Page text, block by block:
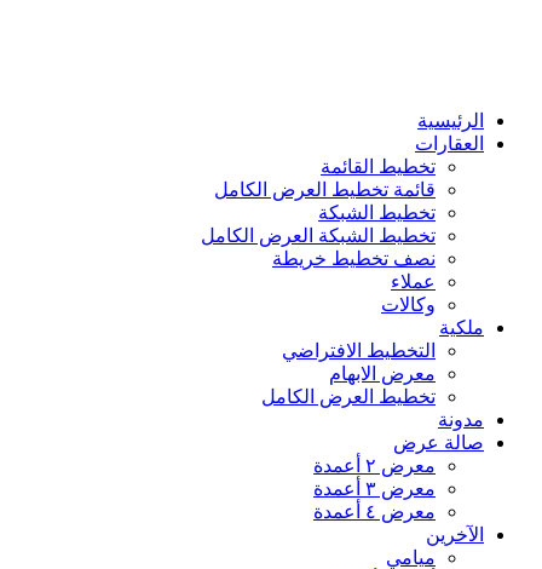
الرئيسية
العقارات
تخطيط القائمة
قائمة تخطيط العرض الكامل
تخطيط الشبكة
تخطيط الشبكة العرض الكامل
نصف تخطيط خريطة
عملاء
وكالات
ملكية
التخطيط الافتراضي
معرض الابهام
تخطيط العرض الكامل
مدونة
صالة عرض
معرض ٢ أعمدة
معرض ٣ أعمدة
معرض ٤ أعمدة
الآخرين
ميامي